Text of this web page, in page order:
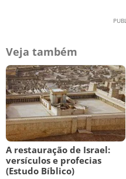
Veja também
A restauração de Israel:
versículos e profecias
(Estudo Bíblico)